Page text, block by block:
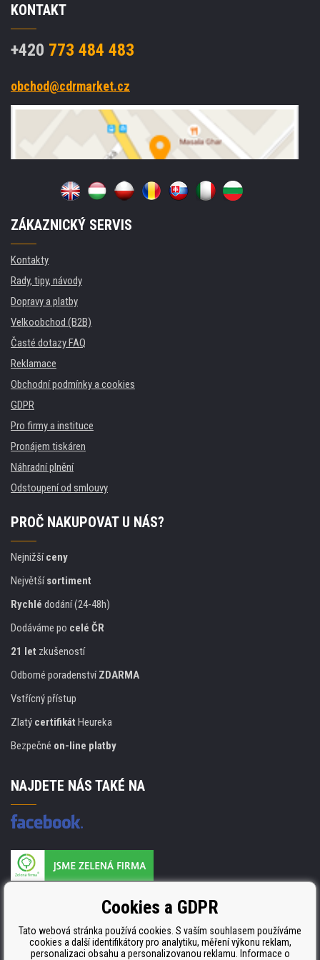
KONTAKT
+420 773 484 483
obchod@cdrmarket.cz
ZÁKAZNICKÝ SERVIS
Kontakty
Rady, tipy, návody
Dopravy a platby
Velkoobchod (B2B)
Časté dotazy FAQ
Reklamace
Obchodní podmínky a cookies
GDPR
Pro firmy a instituce
Pronájem tiskáren
Náhradní plnění
Odstoupení od smlouvy
PROČ NAKUPOVAT U NÁS?
Nejnižšíceny
Největšísortiment
Rychlé dodání (24-48h)
Dodáváme po celé ČR
21 let zkušeností
Odborné poradenstvíZDARMA
Vstřícný přístup
Zlatý certifikát Heureka
Bezpečné on-line platby
NAJDETE NÁS TAKÉ NA
ISO 9001. ISO 14001 a STMC.Cookies a GDPR
Tato webová stránka používá cookies. S vaším souhlasem používáme
cookies a další identifikátory pro analytiku, měření výkonu reklam,
personalizaci obsahu a personalizovanou reklamu. Informace o